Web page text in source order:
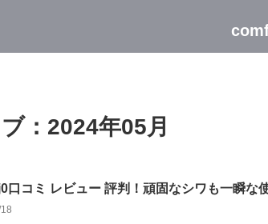
：2024年05月
口コミ レビュー 評判！頑固なシワも一瞬な